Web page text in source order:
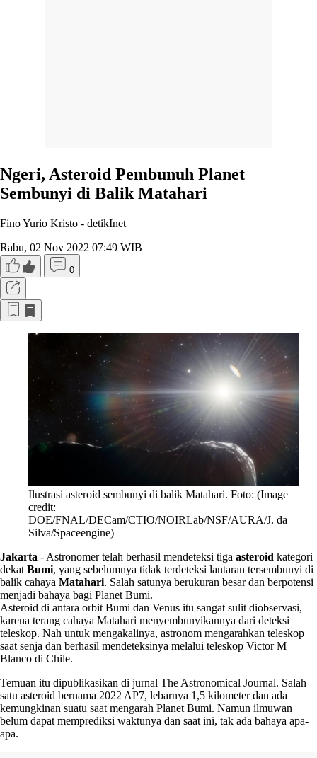
Ngeri, Asteroid Pembunuh Planet
Sembunyi di Balik Matahari
Fino Yurio Kristo - detikInet
Rabu, 02 Nov 2022 07:49 WIB
0
Ilustrasi asteroid sembunyi di balik Matahari. Foto: (Image
credit:
DOE/FNAL/DECam/CTIO/NOIRLab/NSF/AURA/J. da
Silva/Spaceengine)
Jakarta - Astronomer telah berhasil mendeteksi tiga asteroid kategori
dekat Bumi, yang sebelumnya tidak terdeteksi lantaran tersembunyi di
balik cahaya Matahari. Salah satunya berukuran besar dan berpotensi
menjadi bahaya bagi Planet Bumi.
Asteroid di antara orbit Bumi dan Venus itu sangat sulit diobservasi,
karena terang cahaya Matahari menyembunyikannya dari deteksi
teleskop. Nah untuk mengakalinya, astronom mengarahkan teleskop
saat senja dan berhasil mendeteksinya melalui teleskop Victor M
Blanco di Chile.
Temuan itu dipublikasikan di jurnal The Astronomical Journal. Salah
satu asteroid bernama 2022 AP7, lebarnya 1,5 kilometer dan ada
kemungkinan suatu saat mengarah Planet Bumi. Namun ilmuwan
belum dapat memprediksi waktunya dan saat ini, tak ada bahaya apa-
apa.